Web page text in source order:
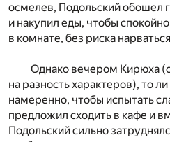
осмелев, Подольский обошел
и накупил еды, чтобы
в комнате, без риска
Однако вечером Кирюха
на разность характеров), то
намеренно, чтобы испытать
предложил сходить в кафе и
Подольский сильно